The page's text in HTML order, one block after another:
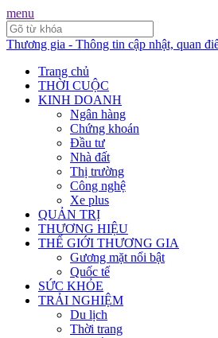
menu
Thương gia - Thông tin cập nhật, quan
Trang chủ
THỜI CUỘC
KINH DOANH
Ngân hàng
Chứng khoán
Đầu tư
Nhà đất
Thị trường
Công nghệ
Xe plus
QUẢN TRỊ
THƯƠNG HIỆU
THẾ GIỚI THƯƠNG GIA
Gương mặt nổi bật
Quốc tế
SỨC KHỎE
TRẢI NGHIỆM
Du lịch
Thời trang